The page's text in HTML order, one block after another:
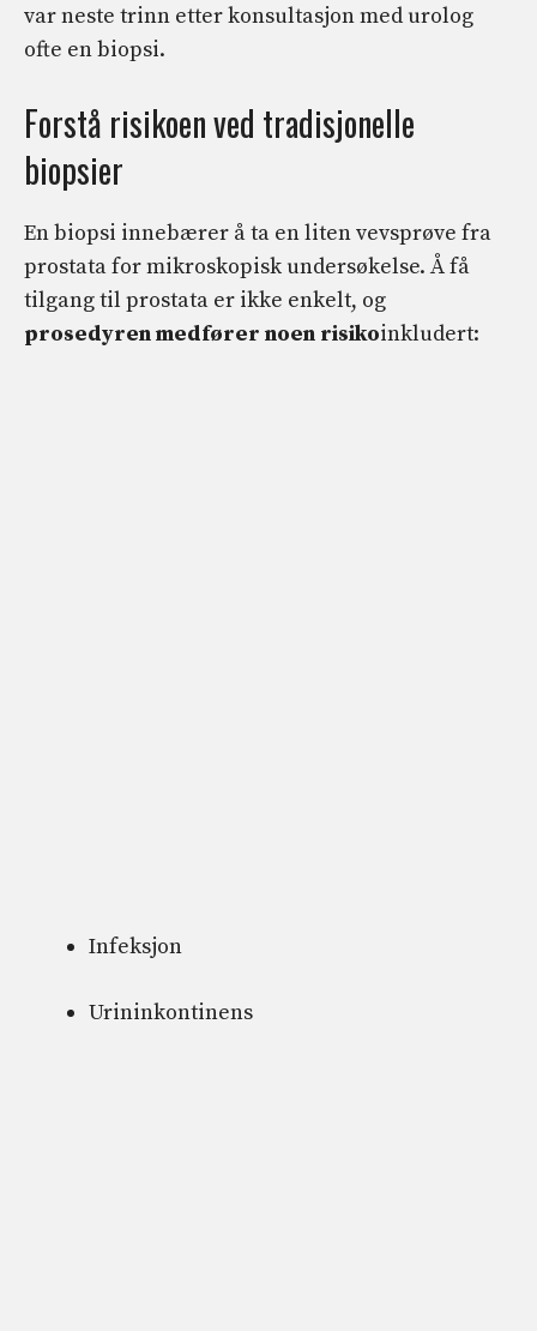
var neste trinn etter konsultasjon med urolog
ofte en biopsi.
Forstå risikoen ved tradisjonelle
biopsier
En biopsi innebærer å ta en liten vevsprøve fra
prostata for mikroskopisk undersøkelse. Å få
tilgang til prostata er ikke enkelt, og
prosedyren medfører noen risikoinkludert:
Infeksjon
Urininkontinens